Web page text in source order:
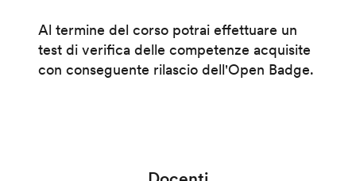
Al termine del corso potrai effettuare un
test di verifica delle competenze acquisite
con conseguente rilascio dell'Open Badge.